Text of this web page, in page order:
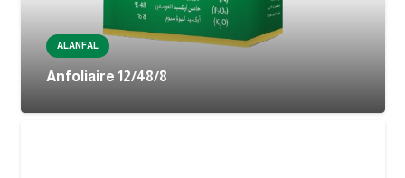
ALANFAL
Anfoliaire 12/48/8